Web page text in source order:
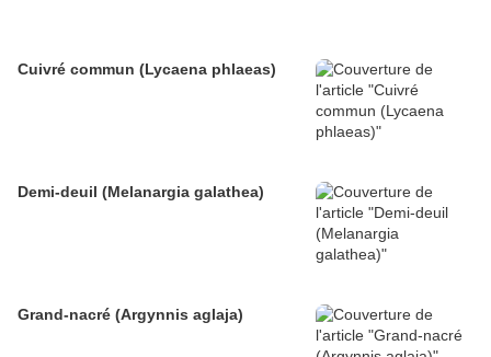
Cuivré commun (Lycaena phlaeas)
Demi-deuil (Melanargia galathea)
Grand-nacré (Argynnis aglaja)